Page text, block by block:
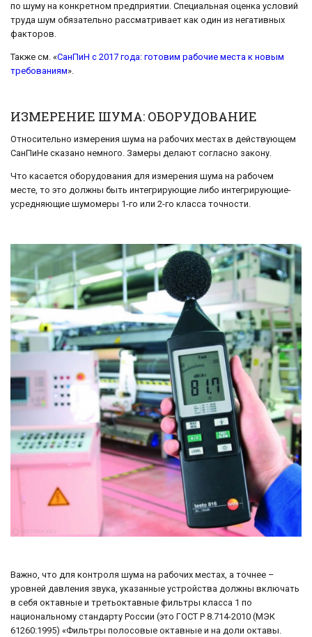
по шуму на конкретном предприятии. Специальная оценка условий
труда шум обязательно рассматривает как один из негативных
факторов.
Также см. «СанПиН с 2017 года: готовим рабочие места к новым
требованиям».
ИЗМЕРЕНИЕ ШУМА: ОБОРУДОВАНИЕ
Относительно измерения шума на рабочих местах в действующем
СанПиНе сказано немного. Замеры делают согласно закону.
Что касается оборудования для измерения шума на рабочем
месте, то это должны быть интегрирующие либо интегрирующие-
усредняющие шумомеры 1-го или 2-го класса точности.
Важно, что для контроля шума на рабочих местах, а точнее –
уровней давления звука, указанные устройства должны включать
в себя октавные и третьоктавные фильтры класса 1 по
национальному стандарту России (это ГОСТ Р 8.714-2010 (МЭК
61260:1995) «Фильтры полосовые октавные и на доли октавы.